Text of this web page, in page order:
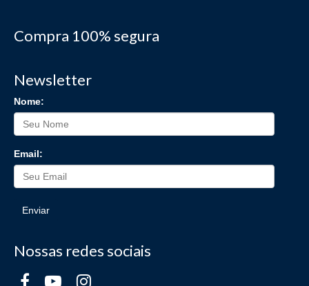
Compra 100% segura
Newsletter
Nome:
Email:
Enviar
Nossas redes sociais